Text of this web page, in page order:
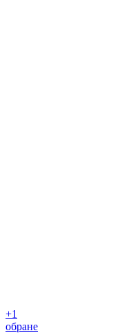
+1
обране